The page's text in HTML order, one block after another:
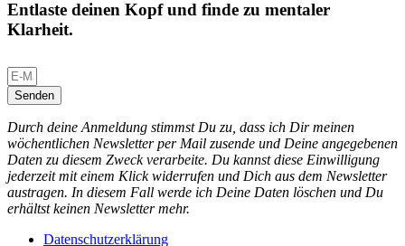
Entlaste deinen Kopf und finde zu mentaler
Klarheit.
Senden
Durch deine Anmeldung stimmst Du zu, dass ich Dir meinen
wöchentlichen Newsletter per Mail zusende und Deine angegebenen
Daten zu diesem Zweck verarbeite. Du kannst diese Einwilligung
jederzeit mit einem Klick widerrufen und Dich aus dem Newsletter
austragen. In diesem Fall werde ich Deine Daten löschen und Du
erhältst keinen Newsletter mehr.
Datenschutzerklärung